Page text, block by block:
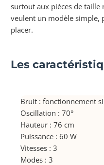
surtout aux pièces de taille
veulent un modèle simple,
placer.
Les
Bruit : fonctionnement
Oscillation : 70°
Hauteur : 76 cm
Puissance : 60 W
Vitesses : 3
Modes : 3